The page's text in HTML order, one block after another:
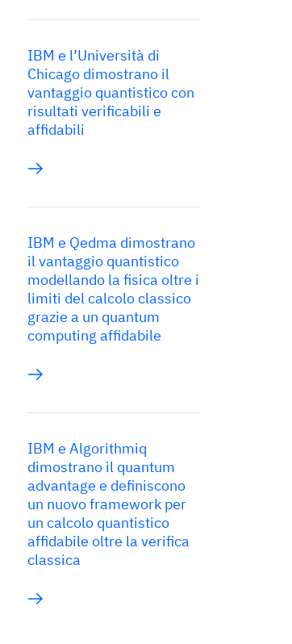
IBM e l’Università di
Chicago dimostrano il
vantaggio quantistico con
risultati verificabili e
affidabili
IBM e Qedma dimostrano
il vantaggio quantistico
modellando la fisica oltre i
limiti del calcolo classico
grazie a un quantum
computing affidabile
IBM e Algorithmiq
dimostrano il quantum
advantage e definiscono
un nuovo framework per
un calcolo quantistico
affidabile oltre la verifica
classica